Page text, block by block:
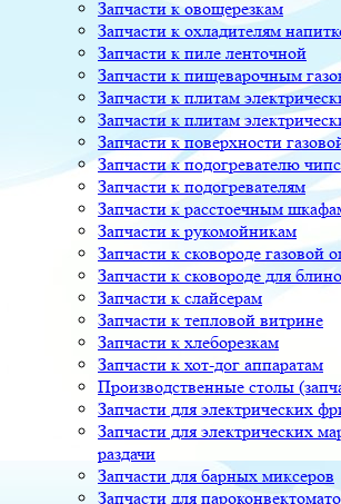
Запчасти к овощерезкам
Запчасти к охладителям
Запчасти к пиле ленточной
Запчасти к пищеварочным
Запчасти к плитам
Запчасти к плитам
Запчасти к поверхности
Запчасти к подогревателю
Запчасти к подогревателям
Запчасти к расстоечным
Запчасти к рукомойникам
Запчасти к сковороде
Запчасти к сковороде для
Запчасти к слайсерам
Запчасти к тепловой витрине
Запчасти к хлеборезкам
Запчасти к хот-дог аппаратам
Производственные столы
Запчасти для электрических
Запчасти для электрических
раздачи
Запчасти для барных миксеров
Запчасти для